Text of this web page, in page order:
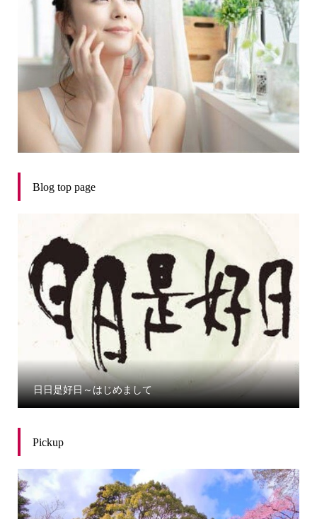
Blog top page
日日是好日～はじめまして
Pickup